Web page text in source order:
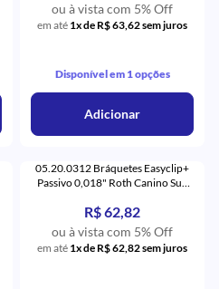
ou à vista com 5% Off
em até 1x de R$ 63,62 sem juros
Disponível em 1 opções
Adicionar
05.20.0312 Bráquetes Easyclip+
Passivo 0,018" Roth Canino Sup
R$ 62,82
ou à vista com 5% Off
em até 1x de R$ 62,82 sem juros